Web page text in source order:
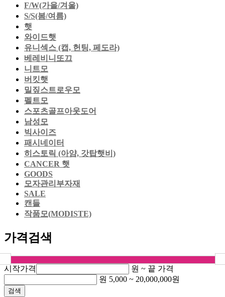
F/W(가을/겨울)
S/S(봄/여름)
햇
와이드햇
유니섹스 (캡, 헌팅, 페도라)
베레비니또끄
니트모
버킷햇
밀짚스트로우모
펠트모
스포츠골프아웃도어
남성모
빅사이즈
패시네이터
히스토릭 (아얌, 갓탑햇비)
CANCER 햇
GOODS
모자관리부자재
SALE
캔들
작품모(MODISTE)
가격검색
시작가격 원 ~ 끝 가격
원 5,000 ~ 20,000,000원
검색